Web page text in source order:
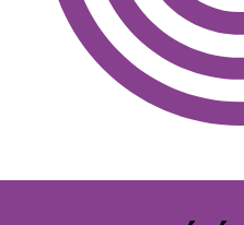
CORPULENCE
ANNULER LES FILTRES